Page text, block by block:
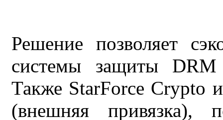
Решение позволяет
системы защиты
Также StarForce Crypto
(внешняя привязка),